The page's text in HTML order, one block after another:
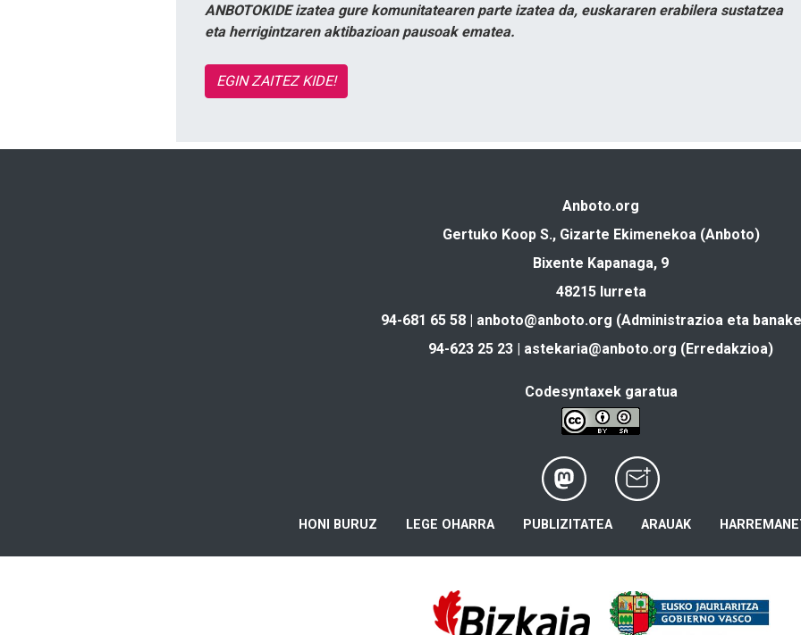
ANBOTOKIDE izatea gure komunitatearen parte izatea da, euskararen erabilera sustatzea
eta herrigintzaren aktibazioan pausoak ematea.
EGIN ZAITEZ KIDE!
Anboto.org
Gertuko Koop S., Gizarte Ekimenekoa (Anboto)
Bixente Kapanaga, 9
48215 Iurreta
94-681 65 58 | anboto@anboto.org (Administrazioa eta
94-623 25 23 | astekaria@anboto.org (Erredakzioa)
Codesyntaxek garatua
HONI BURUZ LEGE OHARRA PUBLIZITATEA ARAUAK